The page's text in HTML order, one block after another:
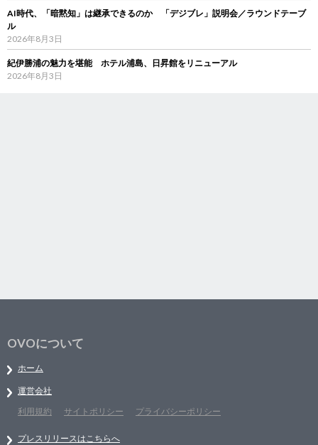
AI時代、「暗黙知」は継承できるのか 「デジブレ」説明会／ラウンドテーブ
ル
2026年8月3日
紀伊勝浦の魅力を堪能 ホテル浦島、日昇館をリニューアル
2026年8月3日
OVOについて
ホーム
運営会社
利用規約
サイトポリシー プライバシーポリシー
プレスリリースはこちらへ